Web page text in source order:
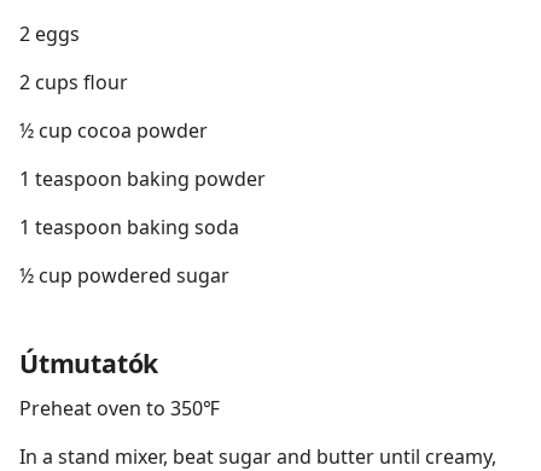
2 eggs
2 cups flour
½ cup cocoa powder
1 teaspoon baking powder
1 teaspoon baking soda
½ cup powdered sugar
Útmutatók
Preheat oven to 350℉
In a stand mixer, beat sugar and butter until creamy,